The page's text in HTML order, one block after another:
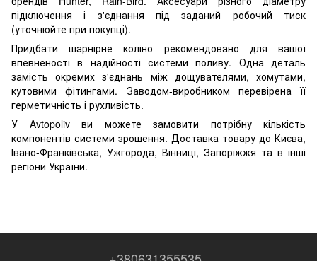
підключення і з'єднання під заданий робочий тиск
(уточнюйте при покупці).
Придбати шарнірне коліно рекомендовано для вашої
впевненості в надійності системи поливу. Одна деталь
замість окремих з'єднань між дощувателями, хомутами,
кутовими фітингами. Заводом-виробником перевірена її
герметичність і рухливість.
У Avtopoliv ви можете замовити потрібну кількість
компонентів системи зрошення. Доставка товару до Києва,
Івано-Франківська, Ужгорода, Вінниці, Запоріжжя та в інші
регіони України.